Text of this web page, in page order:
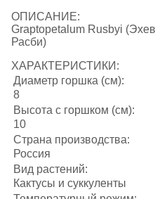
ОПИСАНИЕ:
Graptopetalum Rusbyi
Расби)
ХАРАКТЕРИСТИКИ:
Диаметр горшка (см):
8
Высота с горшком (см):
10
Страна производства:
Россия
Вид растений:
Кактусы и суккуленты